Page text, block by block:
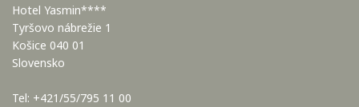
Hotel Yasmin****
Tyršovo nábrežie 1
Košice 040 01
Slovensko
Tel: +421/55/795 11 00